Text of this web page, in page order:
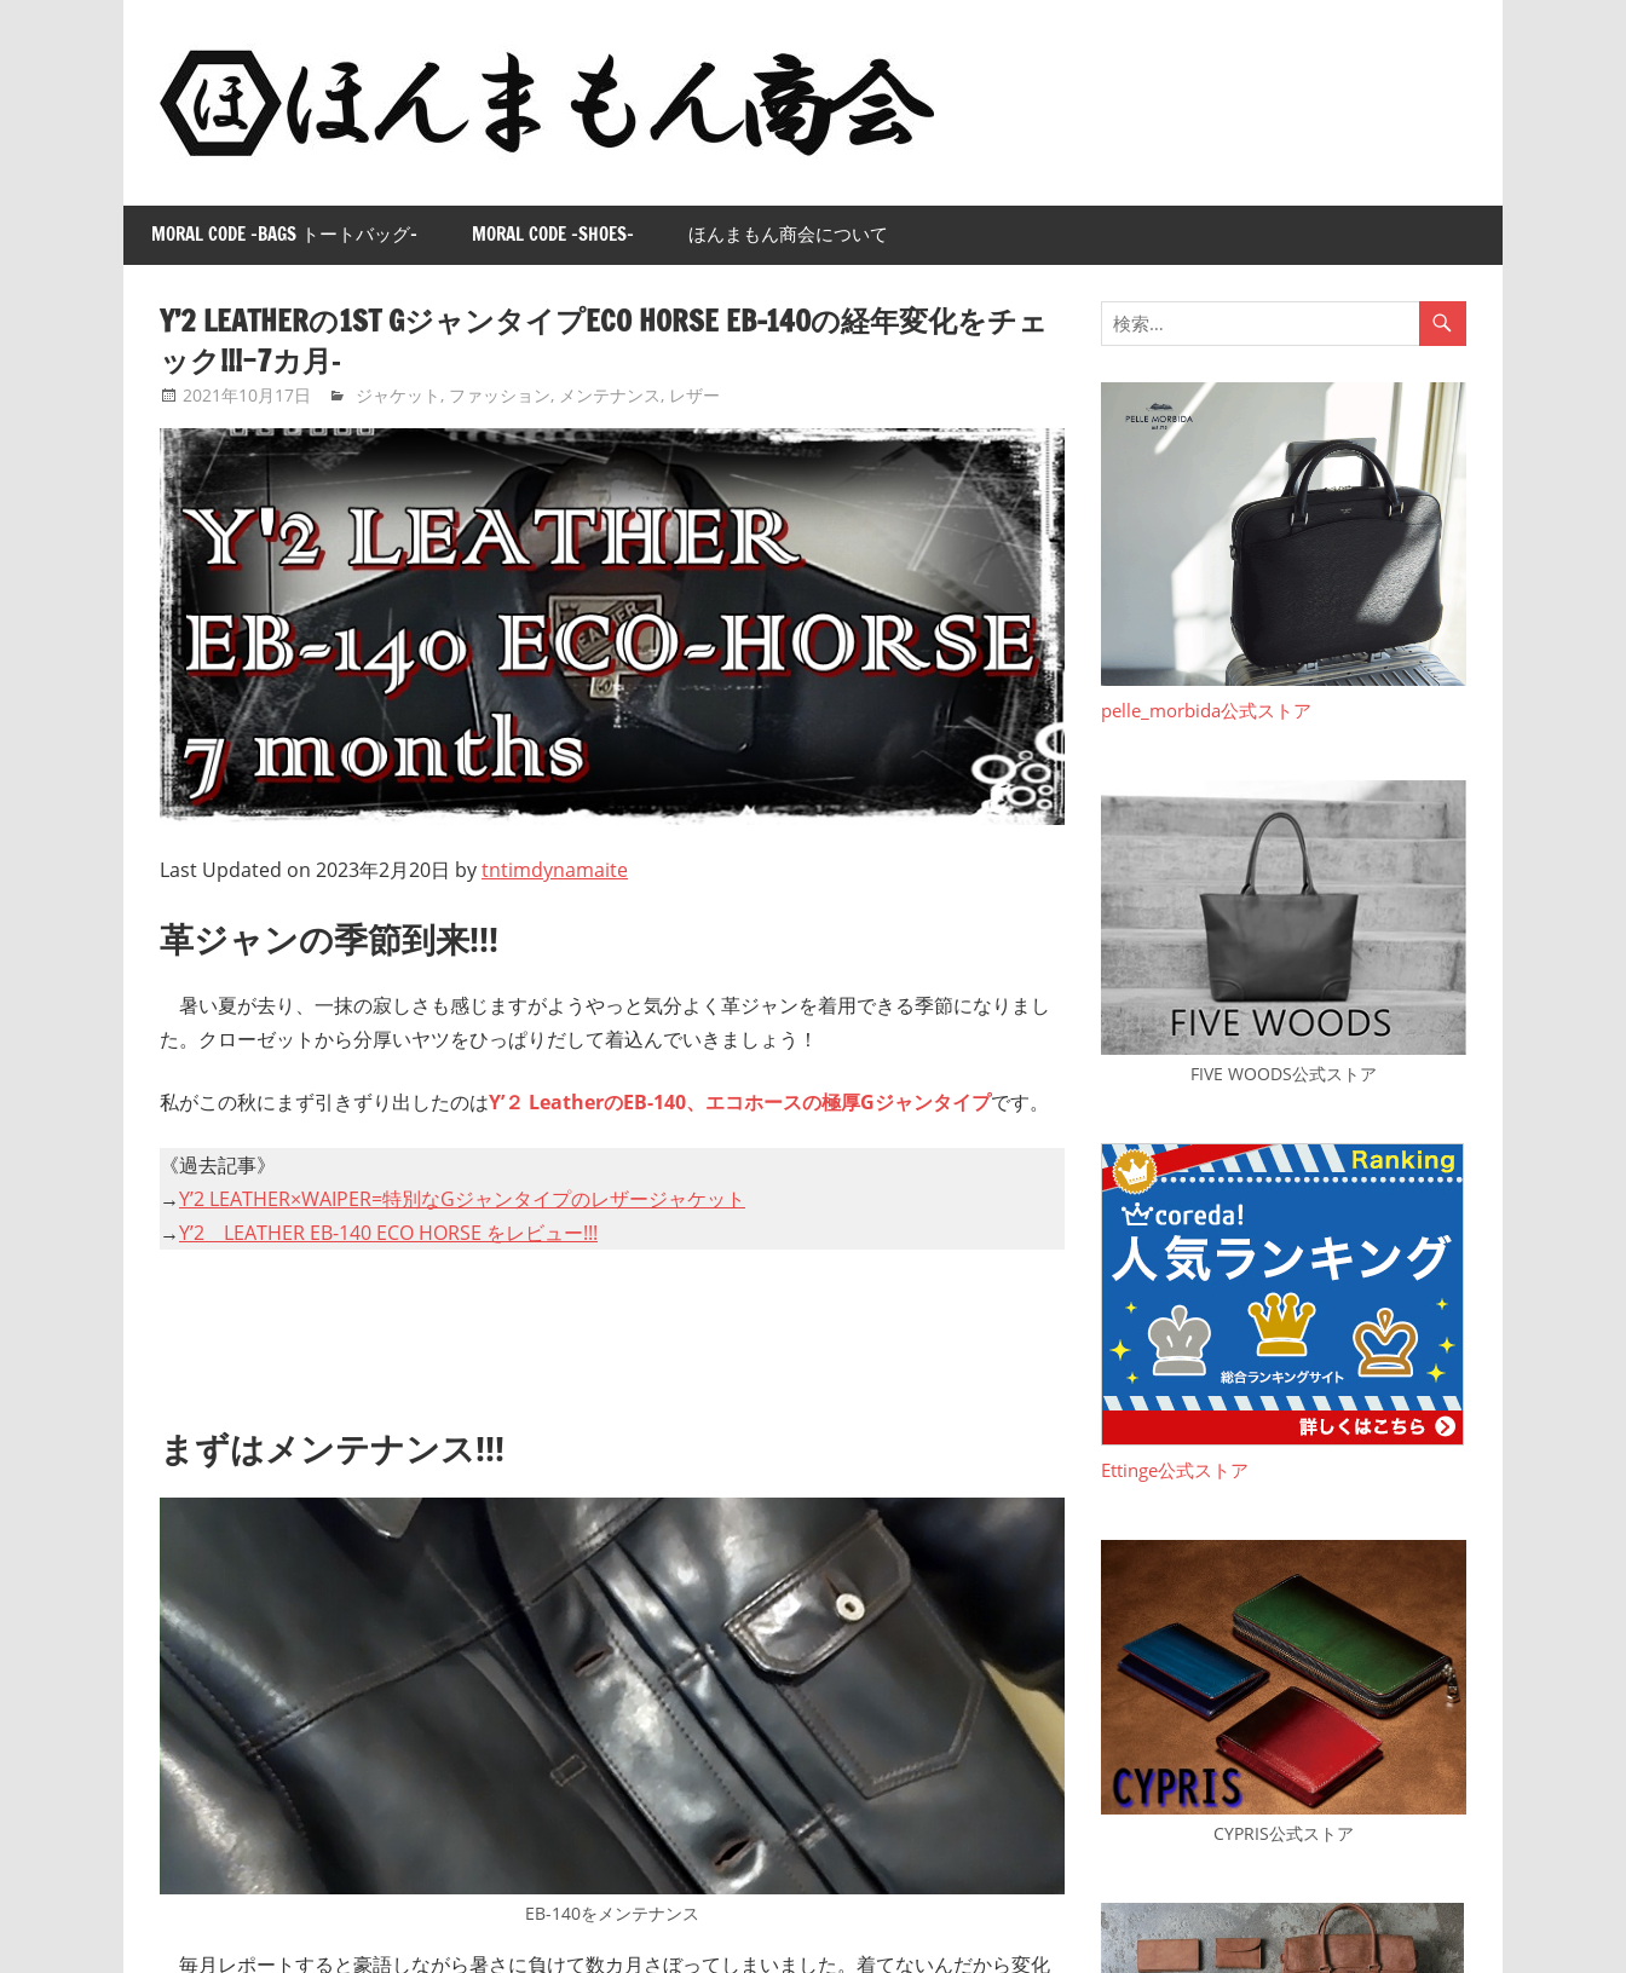
ス
ッ
ん
商
MORAL CODE -BAGS トートバッグ- MORAL CODE -SHOES- ほんまもん商会について
Y’2 LEATHERの1ST GジャンタイプECO HORSE EB-140の経年変化をチェ
ック!!!ｰ7カ月‐
2021年10月17日 tntimdynamaite
ジャケット , ファッション, メンテナンス, レザー
Last Updated on 2023年2月20日 bytntimdynamaite
革ジャンの季節到来!!!
暑い夏が去り、一抹の寂しさも感じますがようやっと気分よく革ジャンを着用できる季節になりまし
た。クローゼットから分厚いヤツをひっぱりだして着込んでいきましょう！
私がこの秋にまず引きずり出したのはY’２ LeatherのEB-140、エコホースの極厚Gジャンタイプです。
《過去記事》
→Y’2 LEATHER×WAIPER=特別なGジャンタイプのレザージャケット
→Y’2 LEATHER EB-140 ECO HORSE をレビュー!!!
まずはメンテナンス!!!
EB-140をメンテナンス
毎月レポートすると豪語しながら暑さに負けて数カ月さぼってしまいました。着てないんだから変化
pelle_morbida公式ストア
FIVE WOODS公式ストア
Ettinge公式ストア
CYPRIS公式ストア